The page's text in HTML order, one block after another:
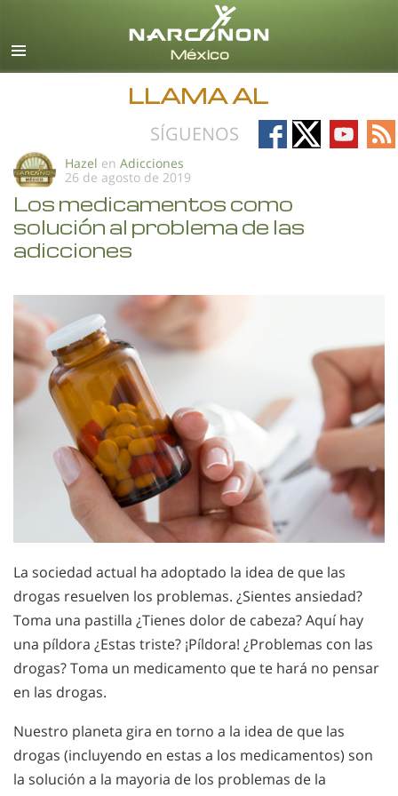
Español
Todas las Regiones/Idiomas
LLAMA AL
SÍGUENOS
Follow
on
Follow
on
Follow
on
on
Hazel en Adicciones
26 de agosto de 2019
Los medicamentos como
solución al problema de las
adicciones
La sociedad actual ha adoptado la idea de que las
drogas resuelven los problemas. ¿Sientes ansiedad?
Toma una pastilla ¿Tienes dolor de cabeza? Aquí hay
una píldora ¿Estas triste? ¡Píldora! ¿Problemas con las
drogas? Toma un medicamento que te hará no pensar
en las drogas.
Nuestro planeta gira en torno a la idea de que las
drogas (incluyendo en estas a los medicamentos) son
la solución a la mayoria de los problemas de la